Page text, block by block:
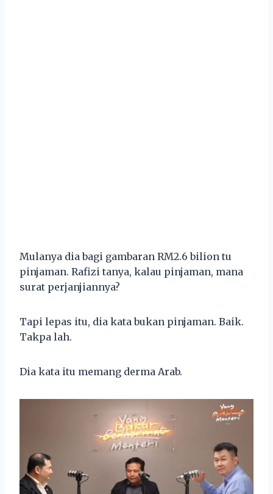
Mulanya dia bagi gambaran RM2.6 bilion tu
pinjaman. Rafizi tanya, kalau pinjaman, mana
surat perjanjiannya?
Tapi lepas itu, dia kata bukan pinjaman. Baik.
Takpa lah.
Dia kata itu memang derma Arab.